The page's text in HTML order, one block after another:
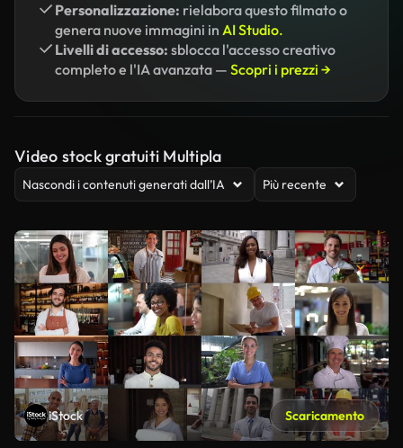
Personalizzazione: rielabora questo filmato o
genera nuove immagini in AI Studio.
Livelli di accesso: sblocca l'accesso creativo
completo e l'IA avanzata — Scopri i prezzi →
Video stock gratuiti Multipla
Nascondi i contenuti generati dall’IA Più recente
iStock Scaricamento